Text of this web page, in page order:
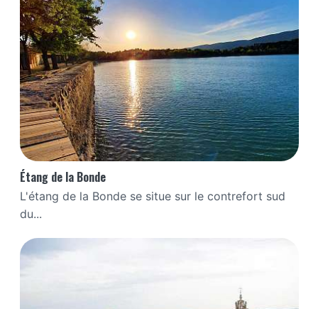
Étang de la Bonde
L'étang de la Bonde se situe sur le contrefort sud
du...